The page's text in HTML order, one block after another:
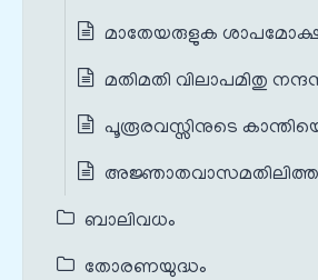
മാതേയരുളുക
മതിമതി വിലാപമിതു
പൂരൂരവസ്സിനുടെ
ബാലിവധം
തോരണയുദ്ധം